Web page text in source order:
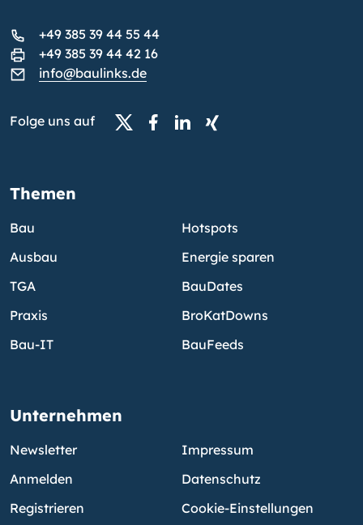
+49 385 39 44 55 44
+49 385 39 44 42 16
info@baulinks.de
Folge uns auf
Themen
Bau
Ausbau
TGA
Praxis
Bau-IT
Hotspots
Energie sparen
BauDates
BroKatDowns
BauFeeds
Unternehmen
Newsletter
Anmelden
Registrieren
Impressum
Datenschutz
Cookie-Einstellungen